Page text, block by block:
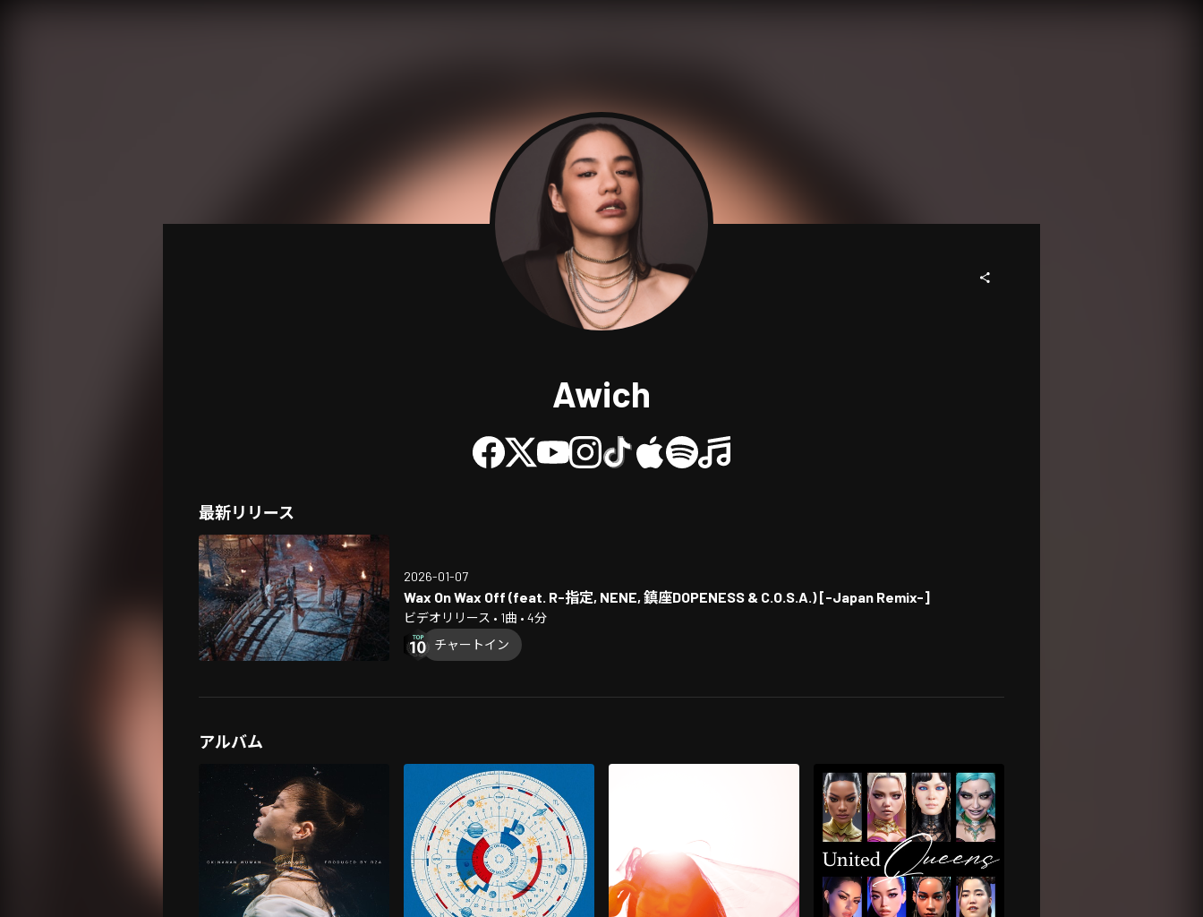
Awich
最新リリース
2026-01-07
Wax On Wax Off (feat. R-指定, NENE, 鎮座DOPENESS & C.O.S.A.) [-Japan Remix-]
ビデオリリース • 1曲 • 4分
チャートイン
アルバム